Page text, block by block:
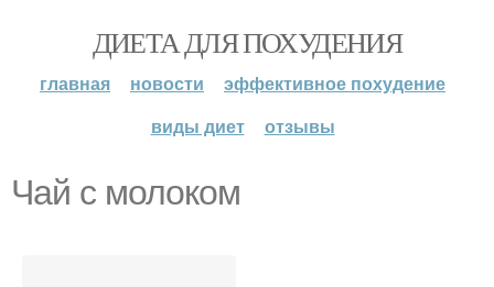
ДИЕТА ДЛЯ ПОХУДЕНИЯ
главная новости
эффективное похудение
виды диет
отзывы
Чай с молоком